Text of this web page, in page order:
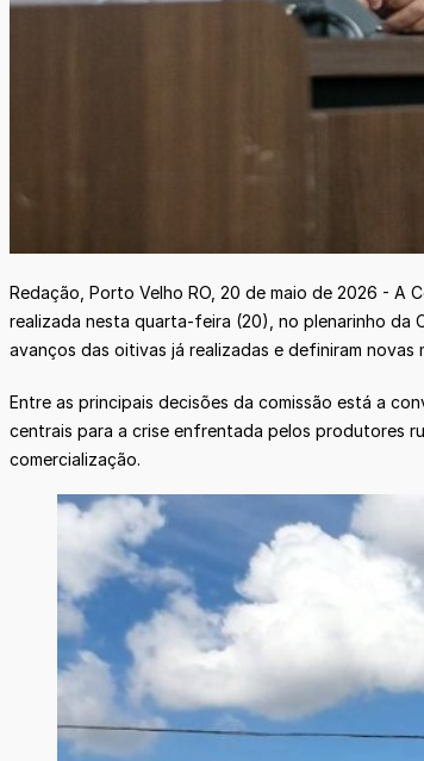
Redação, Porto Velho RO, 20 de maio de 2026 - A
realizada nesta quarta-feira (20), no plenarinho da
avanços das oitivas já realizadas e definiram
Entre as principais decisões da comissão está a
centrais para a crise enfrentada pelos produtores
comercialização.